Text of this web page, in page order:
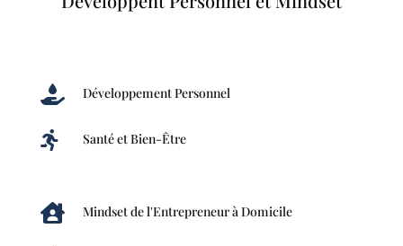
 Développement Personnel
 Santé et Bien-Être
 Mindset de l'Entrepreneur à Domicile